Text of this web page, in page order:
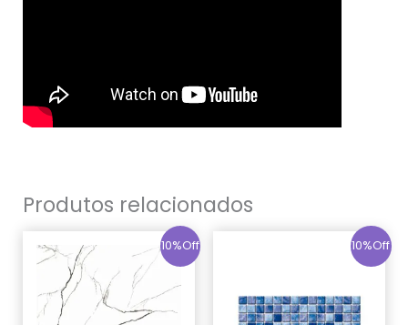
Produtos relacionados
10%Off 10%Off